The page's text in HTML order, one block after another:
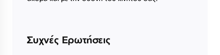
Συχνές Ερωτήσεις